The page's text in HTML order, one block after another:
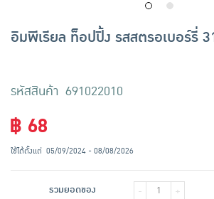
อิมพีเรียล ท็อปปิ้ง รสสตรอเบอร์รี่
รหัสสินค้า 691022010
฿ 68
ใช้ได้ตั้งแต่ 05/09/2024 - 08/08/2026
รวมยอดของ - +